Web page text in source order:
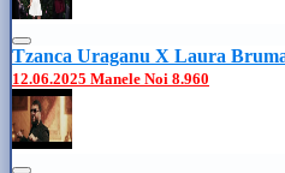
Tzanca Uraganu X Laura
12.06.2025 Manele Noi 8.960